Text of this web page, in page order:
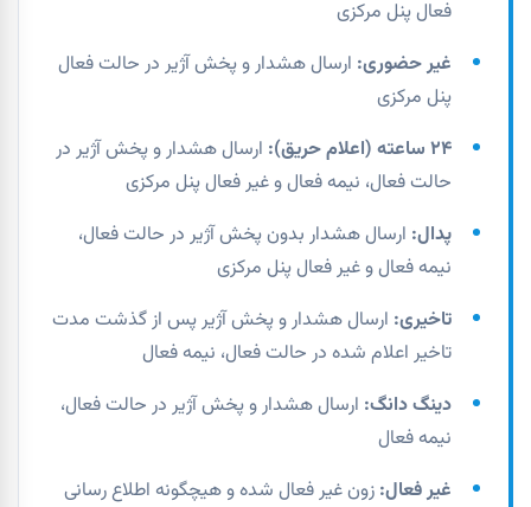
فعال پنل مرکزی
غیر حضوری: ارسال هشدار و پخش آژیر در حالت فعال
پنل مرکزی
۲۴ ساعته (اعلام حریق):
ارسال هشدار و پخش آژیر در
حالت فعال، نیمه فعال و غیر فعال پنل مرکزی
پدال: ارسال هشدار بدون پخش آژیر در حالت فعال،
نیمه فعال و غیر فعال پنل مرکزی
تاخیری: ارسال هشدار و پخش آژیر پس از گذشت مدت
تاخیر اعلام شده در حالت فعال، نیمه فعال
دینگ دانگ: ارسال هشدار و پخش آژیر در حالت فعال،
نیمه فعال
غیر فعال: زون غیر فعال شده و هیچگونه اطلاع رسانی